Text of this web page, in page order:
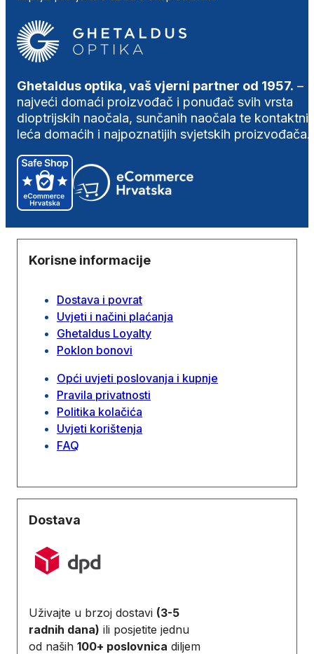
Ghetaldus optika, vaš vjerni partner od 1957. –
najveći domaći proizvođač i ponuđač svih vrsta
dioptrijskih naočala, sunčanih naočala te
leća domaćih i najpoznatijih svjetskih proizvođača.
Korisne informacije
Dostava i povrat
Uvjeti i načini plaćanja
Ghetaldus Loyalty
Poklon bonovi
Opći uvjeti poslovanja i kupnje
Pravila privatnosti
Politika kolačića
Uvjeti korištenja
FAQ
Dostava
Uživajte u brzoj dostavi (3-5
radnih dana) ili posjetite jednu
od naših 100+ poslovnica diljem